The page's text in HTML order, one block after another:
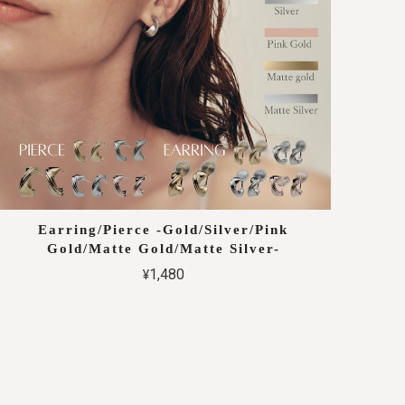
Earring/Pierce -Gold/Silver/Pink
Gold/Matte Gold/Matte Silver-
¥1,480